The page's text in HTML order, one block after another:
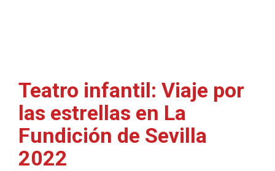
Teatro infantil: Viaje por
las estrellas en La
Fundición de Sevilla
2022